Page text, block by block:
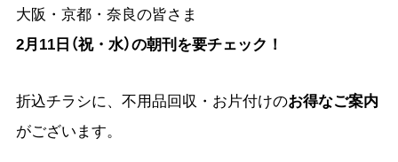
大阪・京都・奈良の皆さま
2月11日（祝・水）の朝刊を要チェック！
折込チラシに、不用品回収・お片付けのお得なご案内
がございます。